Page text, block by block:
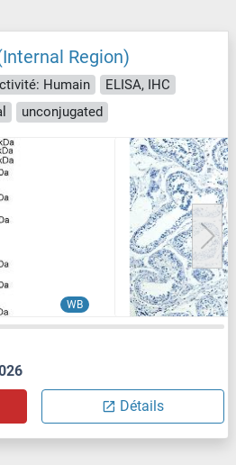
Region)
Humain
ELISA, IHC
unconjugated
WB
Détails